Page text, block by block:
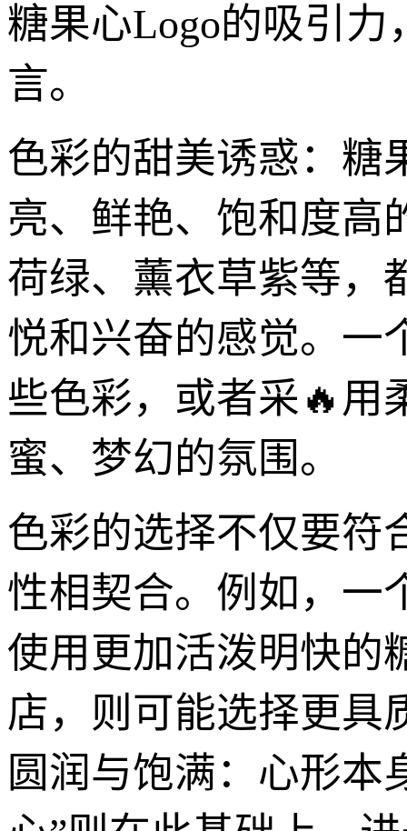
糖果心Logo的吸引
言。
色彩的甜美诱惑：糖
亮、鲜艳、饱和度高
荷绿、薰衣草紫等，
悦和兴奋的感觉。一
些色彩，或者采🔥用
蜜、梦幻的氛围。
色彩的选择不仅要符
性相契合。例如，一
使用更加活泼明快的
店，则可能选择更具
圆润与饱满：心形本